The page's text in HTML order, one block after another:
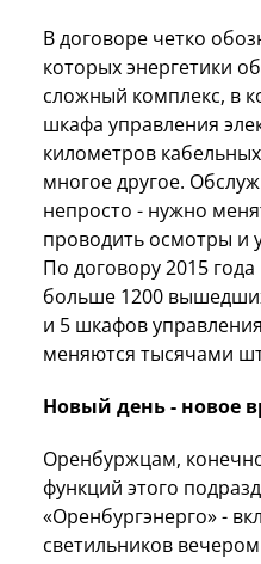
В договоре четко
которых энергетики
сложный комплекс, в
шкафа управления
километров
многое другое.
непросто - нужно
проводить осмотры и
По договору 2015
больше 1200
и 5 шкафов
меняются тысячами
Новый день - новое
Оренбуржцам,
функций этого
«Оренбургэнерго» -
светильников